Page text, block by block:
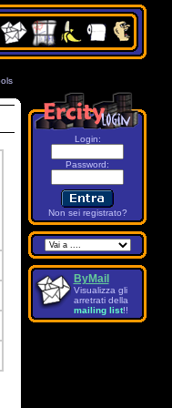
Login:
Password:
Non sei registrato?
ByMail
Visualizza gli
arretrati della
mailing list!!